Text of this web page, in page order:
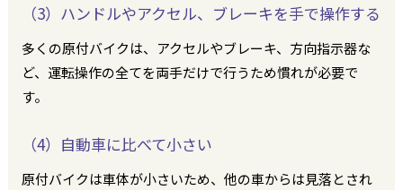
（3）ハンドルやアクセル、ブレーキを手で操作する
多くの原付バイクは、アクセルやブレーキ、方向指示器な
ど、運転操作の全てを両手だけで行うため慣れが必要で
す。
（4）自動車に比べて小さい
原付バイクは車体が小さいため、他の車からは見落とされ